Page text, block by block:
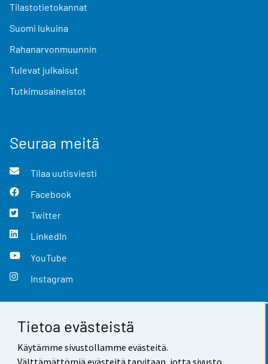
Tietoa evästeistä
Käytämme sivustollamme evästeitä.
Tilastotietokannat
Suomi lukuina
Rahanarvonmuunnin
Tulevat julkaisut
Tutkimusaineistot
Seuraa meitä
Tilaa uutisviesti
Facebook
Twitter
LinkedIn
YouTube
Instagram
Yhteystiedot
Palaute